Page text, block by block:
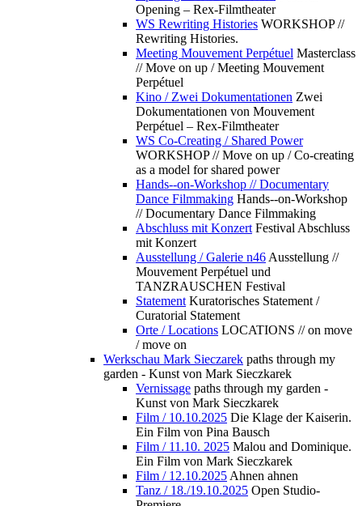
Opening – Rex-Filmtheater
WS Rewriting Histories WORKSHOP //
Rewriting Histories.
Meeting Mouvement Perpétuel Masterclass
// Move on up / Meeting Mouvement
Perpétuel
Kino / Zwei Dokumentationen Zwei
Dokumentationen von Mouvement
Perpétuel – Rex-Filmtheater
WS Co-Creating / Shared Power
WORKSHOP // Move on up / Co-creating
as a model for shared power
Hands--on-Workshop // Documentary
Dance Filmmaking Hands--on-Workshop
// Documentary Dance Filmmaking
Abschluss mit Konzert Festival Abschluss
mit Konzert
Ausstellung / Galerie n46 Ausstellung //
Mouvement Perpétuel und
TANZRAUSCHEN Festival
Statement Kuratorisches Statement /
Curatorial Statement
Orte / Locations LOCATIONS // on move
/ move on
Werkschau Mark Sieczarek paths through my
garden - Kunst von Mark Sieczkarek
Vernissage paths through my garden -
Kunst von Mark Sieczkarek
Film / 10.10.2025 Die Klage der Kaiserin.
Ein Film von Pina Bausch
Film / 11.10. 2025 Malou and Dominique.
Ein Film von Mark Sieczkarek
Film / 12.10.2025 Ahnen ahnen
Tanz / 18./19.10.2025 Open Studio-